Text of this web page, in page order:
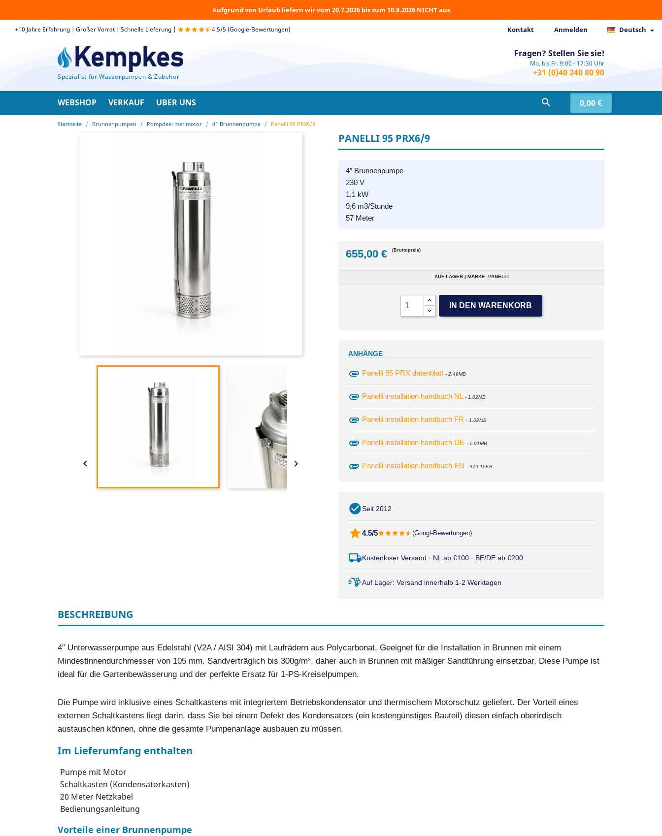
Aufgrund von Urlaub liefern wir vom 20.7.2026 bis zum 10.8.2026 NICHT aus
+10 Jahre Erfahrung | Großer Vorrat | Schnelle Lieferung | 4.5/5 (Google-Bewertungen) Kontakt Anmelden Deutsch 
Spezialist für Wasserpumpen & Zubehör
Fragen? Stellen Sie sie!
Mo. bis Fr. 9:00 - 17:30 Uhr
+31 (0)40 240 80 90
0,00 €

WEBSHOP VERKAUF UBER UNS
Startseite Brunnenpumpen Pompdeel met motor 4" Brunnenpumpe Panelli 95 PRX6/9
 
PANELLI 95 PRX6/9
4″ Brunnenpumpe
230 V
1,1 kW
9,6 m3/Stunde
57 Meter
655,00 € (Bruttopreis)
AUF LAGER | MARKE: PANELLI
IN DEN WARENKORB
ANHÄNGE
attachment Panelli 95 PRX datenblatt - 2.49MB
attachment Panelli installation handbuch NL - 1.02MB
attachment Panelli installation handbuch FR - 1.02MB
attachment Panelli installation handbuch DE - 1.01MB
attachment Panelli installation handbuch EN - 979.16KB
Seit 2012
4.5/5 (Googl-Bewertungen)
Kostenloser Versand · NL ab €100 · BE/DE ab €200
Auf Lager: Versand innerhalb 1-2 Werktagen
BESCHREIBUNG
4″ Unterwasserpumpe aus Edelstahl (V2A / AISI 304) mit Laufrädern aus Polycarbonat. Geeignet für die Installation in Brunnen mit einem
Mindestinnendurchmesser von 105 mm. Sandverträglich bis 300g/m³, daher auch in Brunnen mit mäßiger Sandführung einsetzbar. Diese Pumpe ist
ideal für die Gartenbewässerung und der perfekte Ersatz für 1-PS-Kreiselpumpen.
Die Pumpe wird inklusive eines Schaltkastens mit integriertem Betriebskondensator und thermischem Motorschutz geliefert. Der Vorteil eines
externen Schaltkastens liegt darin, dass Sie bei einem Defekt des Kondensators (ein kostengünstiges Bauteil) diesen einfach oberirdisch
austauschen können, ohne die gesamte Pumpenanlage ausbauen zu müssen.
Im Lieferumfang enthalten
Pumpe mit Motor
Schaltkasten (Kondensatorkasten)
20 Meter Netzkabel
Bedienungsanleitung
Vorteile einer Brunnenpumpe